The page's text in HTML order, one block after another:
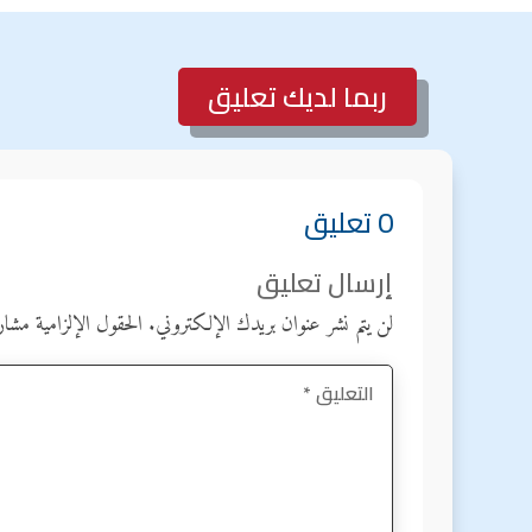
ربما لديك تعليق
0 تعليق
إرسال تعليق
لن يتم نشر عنوان بريدك الإلكتروني. الحقول الإلزامية